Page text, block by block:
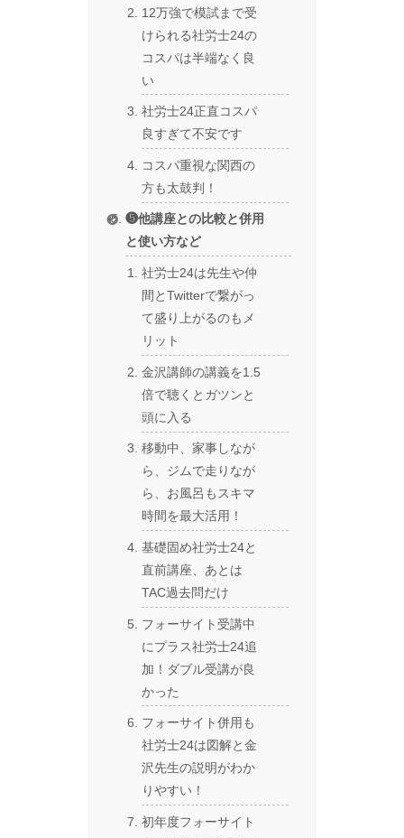
12万強で模試まで受
けられる社労士24の
コスパは半端なく良
い
社労士24正直コスパ
良すぎて不安です
コスパ重視な関西の
方も太鼓判！
❺他講座との比較と併用
と使い方など
社労士24は先生や仲
間とTwitterで繋がっ
て盛り上がるのもメ
リット
金沢講師の講義を1.5
倍で聴くとガツンと
頭に入る
移動中、家事しなが
ら、ジムで走りなが
ら、お風呂もスキマ
時間を最大活用！
基礎固め社労士24と
直前講座、あとは
TAC過去問だけ
フォーサイト受講中
にプラス社労士24追
加！ダブル受講が良
かった
フォーサイト併用も
社労士24は図解と金
沢先生の説明がわか
りやすい！
初年度フォーサイト